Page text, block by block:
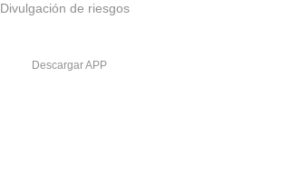
Divulgación de riesgos
Descargar APP